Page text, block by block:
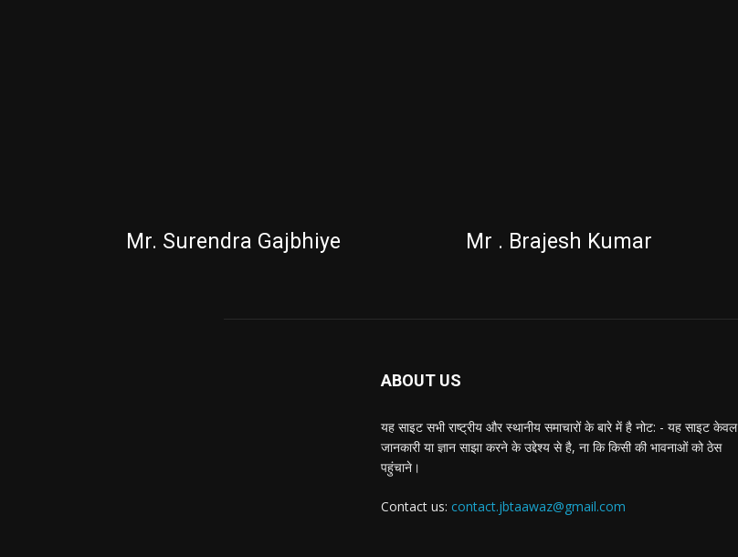
Mr. Surendra Gajbhiye Mr . Brajesh Kumar
ABOUT US
यह साइट सभी राष्ट्रीय और स्थानीय समाचारों के बारे में है नोट: - यह साइट केवल
जानकारी या ज्ञान साझा करने के उद्देश्य से है, ना कि किसी की भावनाओं को ठेस
पहुंचाने।
Contact us: contact.jbtaawaz@gmail.com